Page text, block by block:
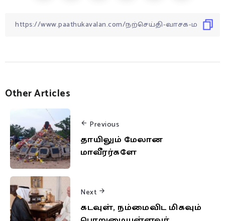
Other Articles
Previous
தாயிலும் மேலான
மாவீரர்களே
Next
கடவுள், நம்மைவிட மிகவும்